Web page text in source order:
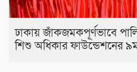
ঢাকায় জাঁকজমকপূর্ণভাবে
শিশু অধিকার ফাউন্ডেশনের ৯ম